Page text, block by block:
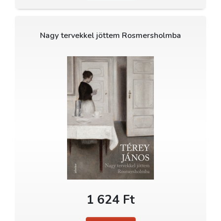
Nagy tervekkel jöttem Rosmersholmba
1 624 Ft